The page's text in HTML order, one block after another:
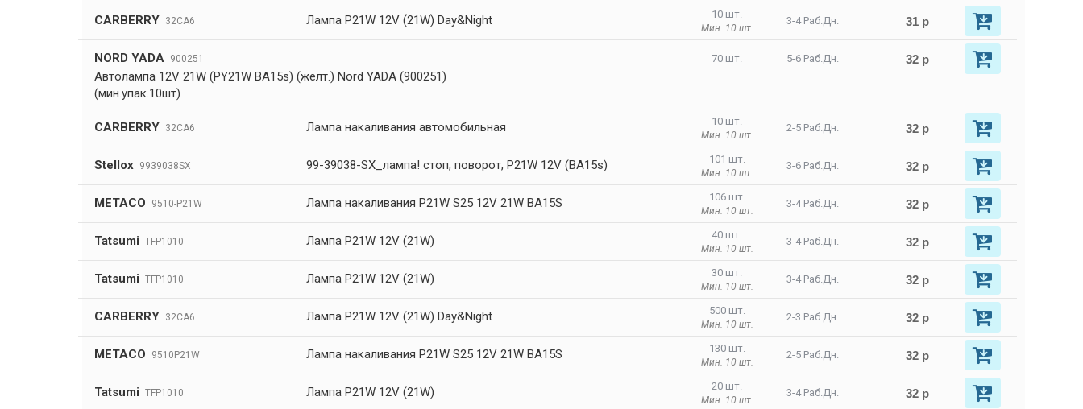
CARBERRY 32CA6 Лампа P21W 12V (21W) Day&Night 10 шт.
Мин. 10 шт.
3-4 Раб.Дн. 31 р
NORD YADA 900251
Автолампа 12V 21W (PY21W BA15s) (желт.) Nord YADA (900251)
(мин.упак.10шт)
70 шт. 5-6 Раб.Дн. 32 р
CARBERRY 32CA6 Лампа накаливания автомобильная 10 шт.
Мин. 10 шт.
2-5 Раб.Дн. 32 р
Stellox 9939038SX 99-39038-SX_лампа! cтоп, поворот, P21W 12V (BA15s) 101 шт.
Мин. 10 шт.
3-6 Раб.Дн. 32 р
METACO 9510-P21W Лампа накаливания P21W S25 12V 21W BA15S 106 шт.
Мин. 10 шт.
3-4 Раб.Дн. 32 р
Tatsumi TFP1010 Лампа P21W 12V (21W) 40 шт.
Мин. 10 шт.
3-4 Раб.Дн. 32 р
Tatsumi TFP1010 Лампа P21W 12V (21W) 30 шт.
Мин. 10 шт.
3-4 Раб.Дн. 32 р
CARBERRY 32CA6 Лампа P21W 12V (21W) Day&Night 500 шт.
Мин. 10 шт.
2-3 Раб.Дн. 32 р
METACO 9510P21W Лампа накаливания P21W S25 12V 21W BA15S 130 шт.
Мин. 10 шт.
2-5 Раб.Дн. 32 р
Tatsumi TFP1010 Лампа P21W 12V (21W) 20 шт.
Мин. 10 шт.
3-4 Раб.Дн. 32 р